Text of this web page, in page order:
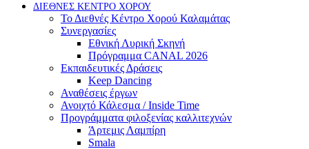
ΔΙΕΘΝΕΣ ΚΕΝΤΡΟ ΧΟΡΟΥ
Το Διεθνές Κέντρο Χορού Καλαμάτας
Συνεργασίες
Εθνική Λυρική Σκηνή
Πρόγραμμα CANAL 2026
Εκπαιδευτικές Δράσεις
Keep Dancing
Αναθέσεις έργων
Ανοιχτό Κάλεσμα / Inside Time
Προγράμματα φιλοξενίας καλλιτεχνών
Άρτεμις Λαμπίρη
Smala